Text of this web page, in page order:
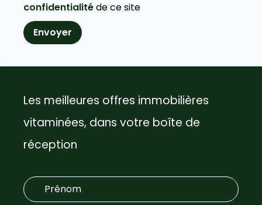
confidentialitéde ce site
Envoyer
Les meilleures offres immobilières
vitaminées, dans votre boîte de
réception